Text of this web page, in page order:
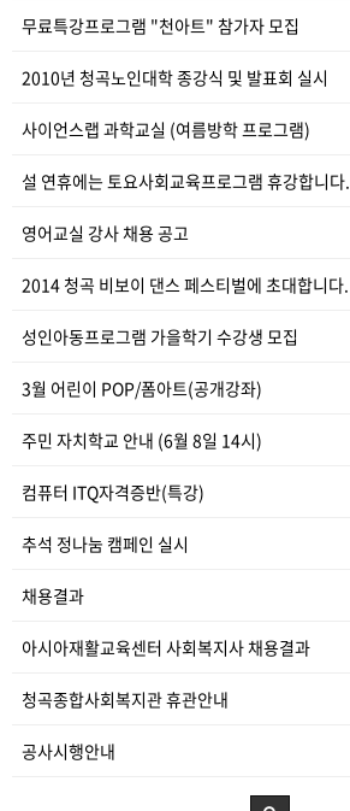
무료특강프로그램 "천아트" 참가자 모집
2010년 청곡노인대학 종강식 및 발표회 실시
사이언스랩 과학교실 (여름방학 프로그램)
설 연휴에는 토요사회교육프로그램 휴강합니다.
영어교실 강사 채용 공고
2014 청곡 비보이 댄스 페스티벌에 초대합니다.
성인아동프로그램 가을학기 수강생 모집
3월 어린이 POP/폼아트(공개강좌)
주민 자치학교 안내 (6월 8일 14시)
컴퓨터 ITQ자격증반(특강)
추석 정나눔 캠페인 실시
채용결과
아시아재활교육센터 사회복지사 채용결과
청곡종합사회복지관 휴관안내
공사시행안내